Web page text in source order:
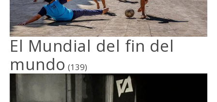
El Mundial del fin del
mundo (139)